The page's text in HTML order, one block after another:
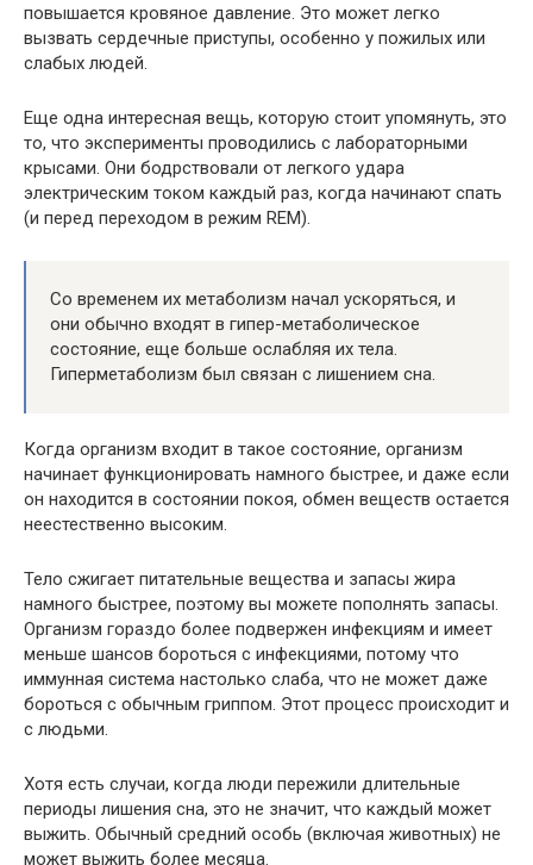
повышается кровяное давление. Это может легко
вызвать сердечные приступы, особенно у пожилых или
слабых людей.
Еще одна интересная вещь, которую стоит упомянуть, это
то, что эксперименты проводились с лабораторными
крысами. Они бодрствовали от легкого удара
электрическим током каждый раз, когда начинают спать
(и перед переходом в режим REM).
Со временем их метаболизм начал ускоряться, и
они обычно входят в гипер-метаболическое
состояние, еще больше ослабляя их тела.
Гиперметаболизм был связан с лишением сна.
Когда организм входит в такое состояние, организм
начинает функционировать намного быстрее, и даже если
он находится в состоянии покоя, обмен веществ остается
неестественно высоким.
Тело сжигает питательные вещества и запасы жира
намного быстрее, поэтому вы можете пополнять запасы.
Организм гораздо более подвержен инфекциям и имеет
меньше шансов бороться с инфекциями, потому что
иммунная система настолько слаба, что не может даже
бороться с обычным гриппом. Этот процесс происходит и
с людьми.
Хотя есть случаи, когда люди пережили длительные
периоды лишения сна, это не значит, что каждый может
выжить. Обычный средний особь (включая животных) не
может выжить более месяца.